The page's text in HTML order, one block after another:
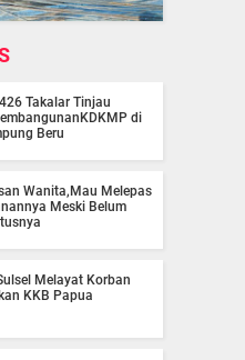
Takalar Tinjau
di
Beru
Wanita,Mau Melepas
Meski Belum
Melayat Korban
KKB Papua